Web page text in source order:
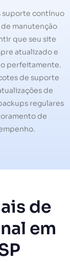
suporte contínuo
manutenção
que seu site
atualizado e
perfeitamente.
de suporte
de
regulares
de
de
em